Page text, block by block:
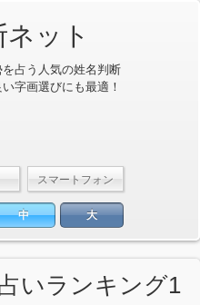
ット
占う人気の姓名判断
字画選びにも最適！
中 大
いランキング1